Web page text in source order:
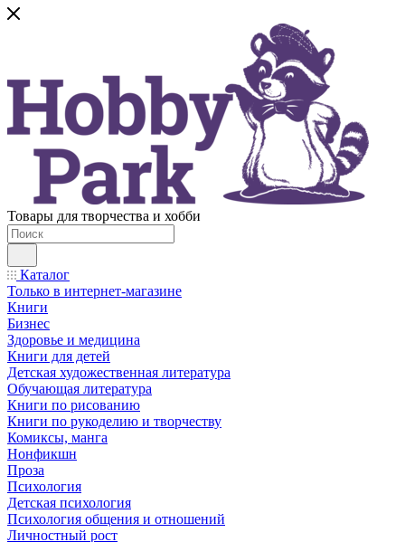
Товары для творчества и хобби
Каталог
Только в интернет-магазине
Книги
Бизнес
Здоровье и медицина
Книги для детей
Детская художественная литература
Обучающая литература
Книги по рисованию
Книги по рукоделию и творчеству
Комиксы, манга
Нонфикшн
Проза
Психология
Детская психология
Психология общения и отношений
Личностный рост